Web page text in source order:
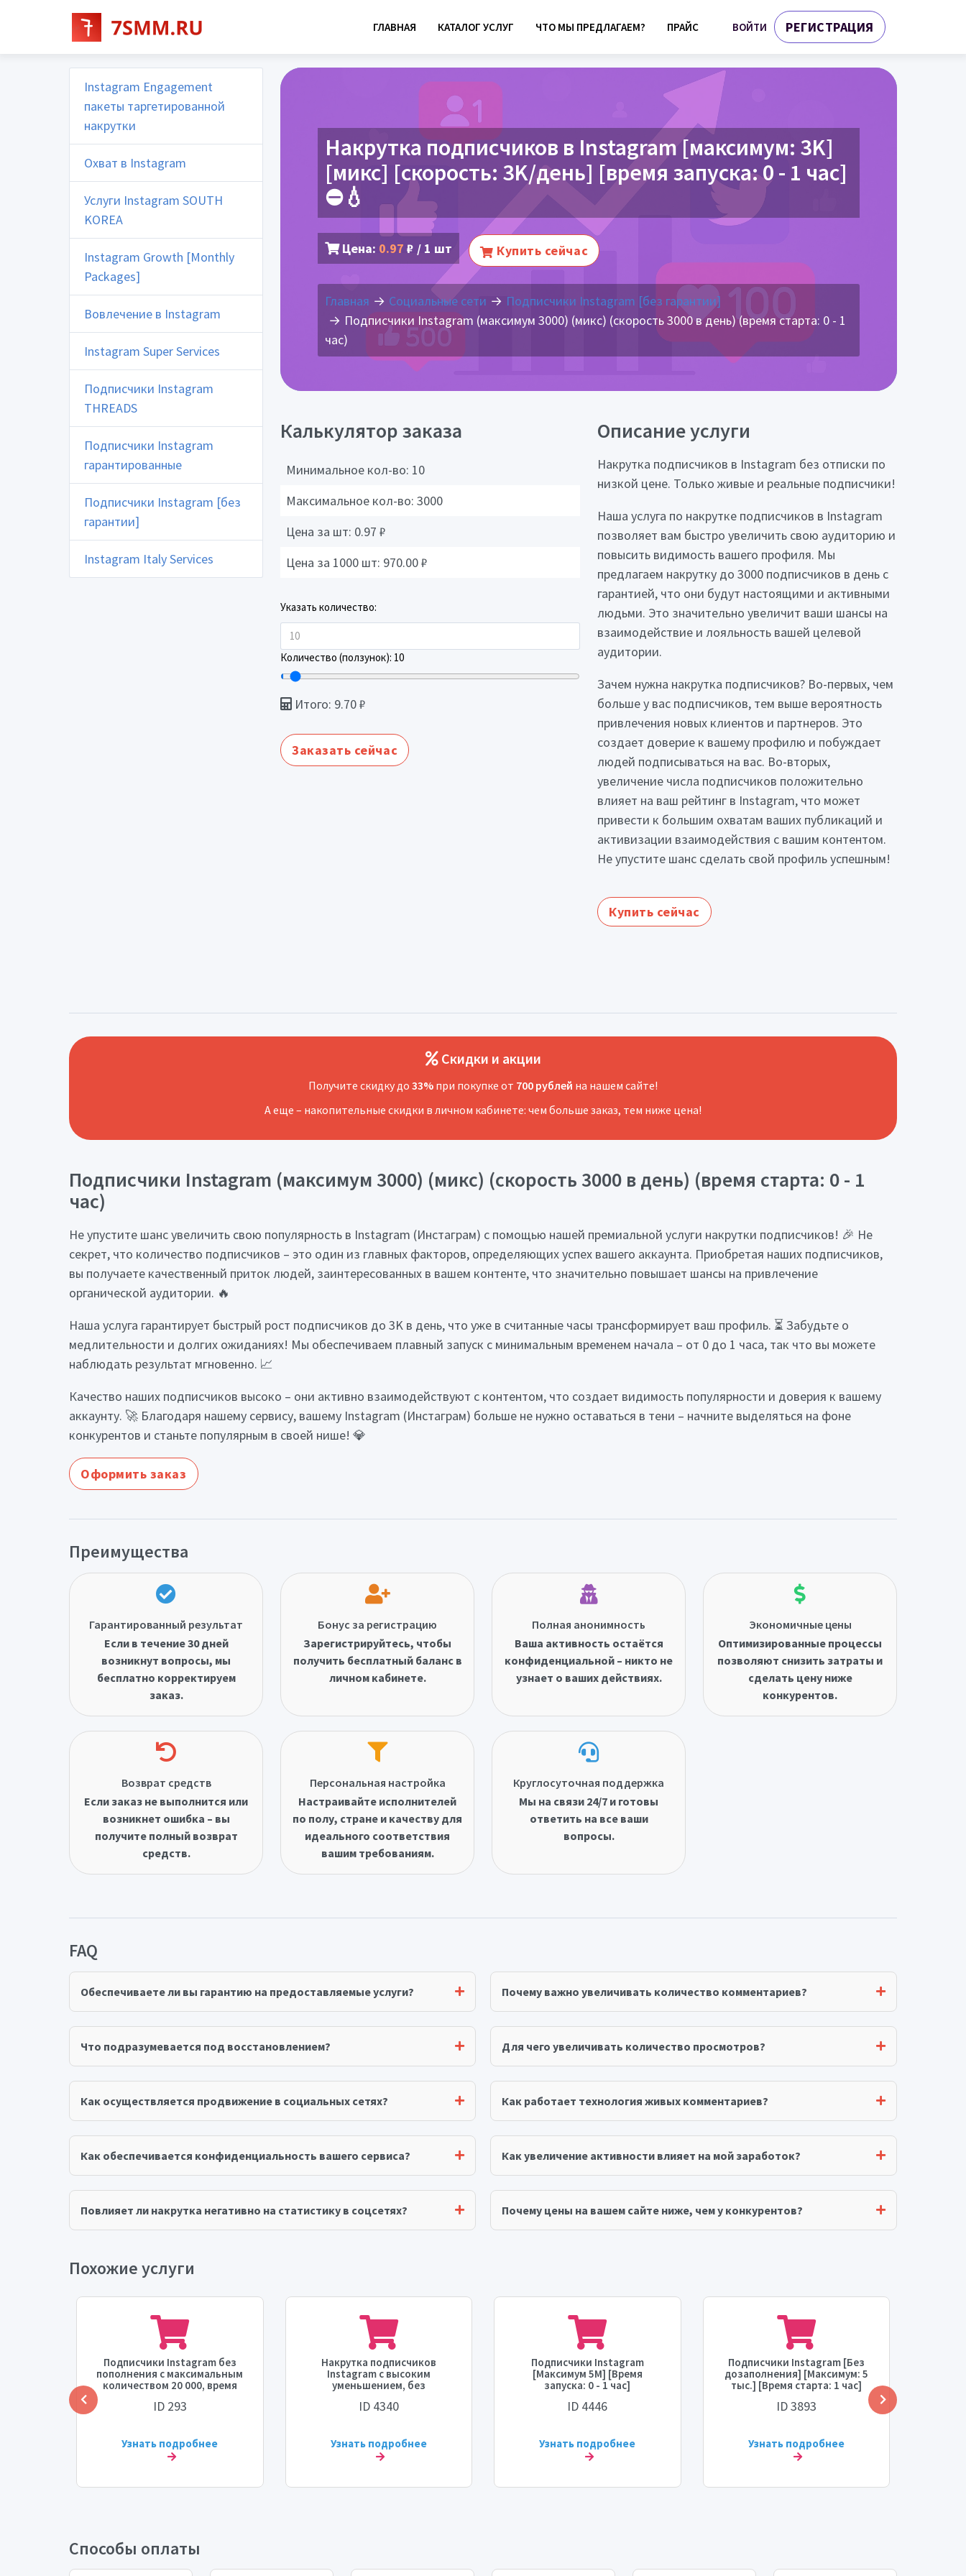
ГЛАВНАЯ КАТАЛОГ УСЛУГ ЧТО МЫ ПРЕДЛАГАЕМ? ПРАЙС ВОЙТИ РЕГИСТРАЦИЯ
Instagram Engagement
пакеты таргетированной
накрутки
Охват в Instagram
Услуги Instagram SOUTH
KOREA
Instagram Growth [Monthly
Packages]
Вовлечение в Instagram
Instagram Super Services
Подписчики Instagram
THREADS
Подписчики Instagram
гарантированные
Подписчики Instagram [без
гарантии]
Instagram Italy Services
Накрутка подписчиков в Instagram [максимум: 3K]
[микс] [скорость: 3K/день] [время запуска: 0 - 1 час]
⛔💧
Цена: 0.97 ₽ / 1 шт Купить сейчас
Главная Социальные сети
Подписчики Instagram [без гарантии]
Подписчики Instagram (максимум 3000) (микс) (скорость 3000 в день) (время старта: 0 - 1
час)
Калькулятор заказа
Минимальное кол-во: 10
Максимальное кол-во: 3000
Цена за шт: 0.97 ₽
Цена за 1000 шт: 970.00₽
Указать количество:
Количество (ползунок): 10
Итого: 9.70₽
Заказать сейчас
Описание услуги
Накрутка подписчиков в Instagram без отписки по
низкой цене. Только живые и реальные подписчики!
Наша услуга по накрутке подписчиков в Instagram
позволяет вам быстро увеличить свою аудиторию и
повысить видимость вашего профиля. Мы
предлагаем накрутку до 3000 подписчиков в день с
гарантией, что они будут настоящими и активными
людьми. Это значительно увеличит ваши шансы на
взаимодействие и лояльность вашей целевой
аудитории.
Зачем нужна накрутка подписчиков? Во-первых, чем
больше у вас подписчиков, тем выше вероятность
привлечения новых клиентов и партнеров. Это
создает доверие к вашему профилю и побуждает
людей подписываться на вас. Во-вторых,
увеличение числа подписчиков положительно
влияет на ваш рейтинг в Instagram, что может
привести к большим охватам ваших публикаций и
активизации взаимодействия с вашим контентом.
Не упустите шанс сделать свой профиль успешным!
Купить сейчас
Скидки и акции
Получите скидку до 33% при покупке от 700 рублей на нашем сайте!
А еще – накопительные скидки в личном кабинете: чем больше заказ, тем ниже цена!
Подписчики Instagram (максимум 3000) (микс) (скорость 3000 в день) (время старта: 0 - 1
час)
Не упустите шанс увеличить свою популярность в Instagram (Инстаграм) с помощью нашей премиальной услуги накрутки подписчиков! 🎉 Не
секрет, что количество подписчиков – это один из главных факторов, определяющих успех вашего аккаунта. Приобретая наших подписчиков,
вы получаете качественный приток людей, заинтересованных в вашем контенте, что значительно повышает шансы на привлечение
органической аудитории. 🔥
Наша услуга гарантирует быстрый рост подписчиков до 3K в день, что уже в считанные часы трансформирует ваш профиль. ⏳ Забудьте о
медлительности и долгих ожиданиях! Мы обеспечиваем плавный запуск с минимальным временем начала – от 0 до 1 часа, так что вы можете
наблюдать результат мгновенно. 📈
Качество наших подписчиков высоко – они активно взаимодействуют с контентом, что создает видимость популярности и доверия к вашему
аккаунту. 🚀 Благодаря нашему сервису, вашему Instagram (Инстаграм) больше не нужно оставаться в тени – начните выделяться на фоне
конкурентов и станьте популярным в своей нише! 💎
Оформить заказ
Преимущества
Гарантированный результат
Если в течение 30 дней
возникнут вопросы, мы
бесплатно корректируем
заказ.
Бонус за регистрацию
Зарегистрируйтесь, чтобы
получить бесплатный баланс в
личном кабинете.
Полная анонимность
Ваша активность остаётся
конфиденциальной – никто не
узнает о ваших действиях.
Экономичные цены
Оптимизированные процессы
позволяют снизить затраты и
сделать цену ниже
конкурентов.
Возврат средств
Если заказ не выполнится или
возникнет ошибка – вы
получите полный возврат
средств.
Персональная настройка
Настраивайте исполнителей
по полу, стране и качеству для
идеального соответствия
вашим требованиям.
Круглосуточная поддержка
Мы на связи 24/7 и готовы
ответить на все ваши
вопросы.
FAQ
Обеспечиваете ли вы гарантию на предоставляемые услуги? Почему важно увеличивать количество комментариев?
Что подразумевается под восстановлением? Для чего увеличивать количество просмотров?
Как осуществляется продвижение в социальных сетях? Как работает технология живых комментариев?
Как обеспечивается конфиденциальность вашего сервиса? Как увеличение активности влияет на мой заработок?
Повлияет ли накрутка негативно на статистику в соцсетях? Почему цены на вашем сайте ниже, чем у конкурентов?
Похожие услуги
Подписчики Instagram без
пополнения с максимальным
количеством 20 000, время
000 в день.
ID 293
Узнать подробнее
Накрутка подписчиков
Instagram с высоким
уменьшением, без
время запуска - 1 час,
ID 4340
Узнать подробнее
Подписчики Instagram
[Максимум 5M] [Время
запуска: 0 - 1 час]
[Пополнение: Нет] [Скорость:
до 50К в день] 💧⛔
ID 4446
Узнать подробнее
Подписчики Instagram [Без
дозаполнения] [Максимум: 5
тыс.] [Время старта: 1 час]
[Скорость: 5 тыс./день]
ID 3893
Узнать подробнее
Способы оплаты